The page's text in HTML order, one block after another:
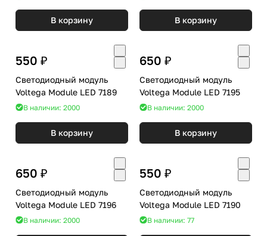
В корзину В корзину
550 ₽
Светодиодный модуль
Voltega Module LED 7189
В наличии: 2000
В корзину
650 ₽
Светодиодный модуль
Voltega Module LED 7195
В наличии: 2000
В корзину
650 ₽
Светодиодный модуль
Voltega Module LED 7196
В наличии: 2000
550 ₽
Светодиодный модуль
Voltega Module LED 7190
В наличии: 77